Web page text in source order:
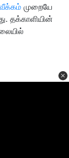
முறையே
தக்காளியின்